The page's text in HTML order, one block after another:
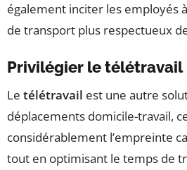
également inciter les employés
de transport plus respectueux
Privilégier le télétravail
Le télétravail est une autre
déplacements domicile-travail,
considérablement l’empreinte
tout en optimisant le temps de